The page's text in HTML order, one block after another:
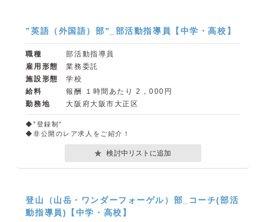
”英語（外国語）部”_部活動指導員【中学・高校】
職種
部活動指導員
雇用形態
業務委託
施設形態
学校
給料
報酬 １時間あたり 2，000円
勤務地
大阪府大阪市大正区
◆”登録制”
◆非公開のレア求人をご紹介！
検討中リストに追加
登山（山岳・ワンダーフォーゲル）部_コーチ(部活
動指導員)【中学・高校】